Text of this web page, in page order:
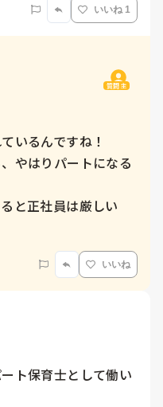
いいね 1
質問主
いるんですね！
やはりパートになる
と正社員は厳しい
いいね
ト保育士として働い